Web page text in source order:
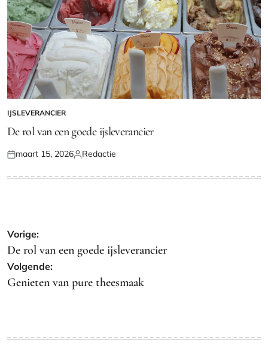
GEPLAATST
IN
IJSLEVERANCIER
De rol van een goede ijsleverancier
Geplaatst
maart 15, 2026Geplaatst
Redactie
Bericht
navigatie
Vorige:
De rol van een goede ijsleverancier
Volgende:
Genieten van pure theesmaak